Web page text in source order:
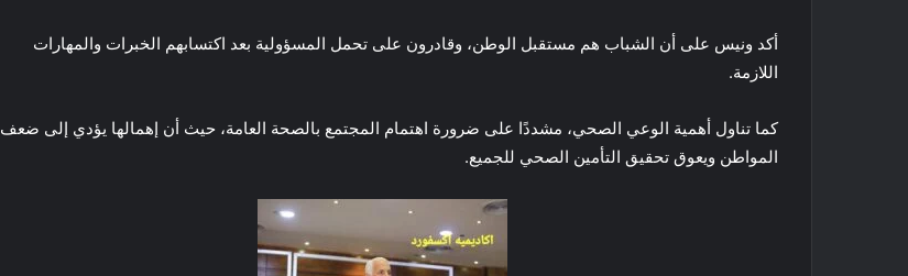
أكد ونيس على أن الشباب هم مستقبل الوطن، وقادرون على تحمل المسؤولية بعد اكتسابهم الخبرات والمهارات
اللازمة.
كما تناول أهمية الوعي الصحي، مشددًا على ضرورة اهتمام المجتمع بالصحة العامة، حيث أن إهمالها يؤدي إلى ضعف
المواطن ويعوق تحقيق التأمين الصحي للجميع.